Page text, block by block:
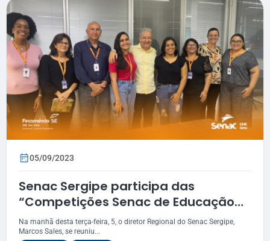
05/09/2023
Senac Sergipe participa das
“Competições Senac de Educação
Profissional”
Na manhã desta terça-feira, 5, o diretor Regional do Senac Sergipe,
Marcos Sales, se reuniu...